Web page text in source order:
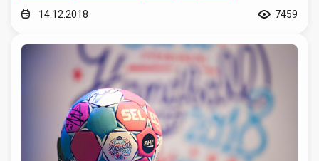
14.12.2018 7459